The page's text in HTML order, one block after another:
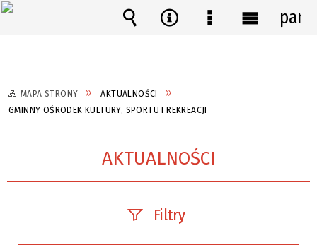
MAPA STRONY
AKTUALNOŚCI
GMINNY OŚRODEK KULTURY, SPORTU I REKREACJI
AKTUALNOŚCI
Filtry